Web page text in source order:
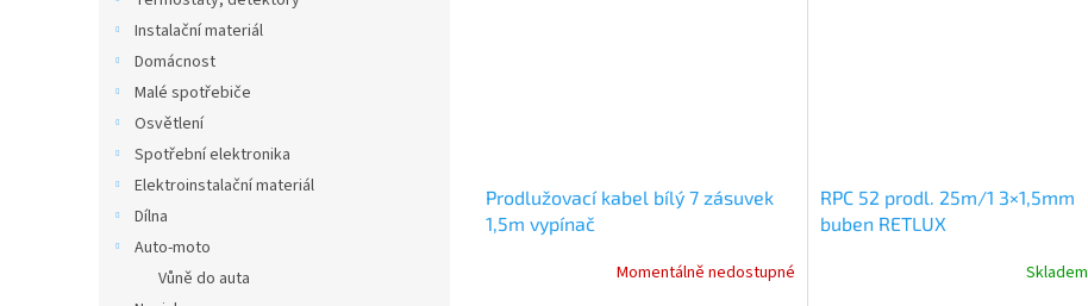
Instalační materiál
Domácnost
Malé spotřebiče
Osvětlení
Spotřební elektronika
Elektroinstalační materiál
Dílna
Auto-moto
Vůně do auta
Prodlužovací kabel bílý 7 zásuvek
1,5m vypínač
Momentálně nedostupné
RPC 52 prodl. 25m/1 3×1,5mm
buben RETLUX
Skladem